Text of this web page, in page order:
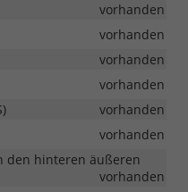
vorhanden
vorhanden
vorhanden
vorhanden
vorhanden
vorhanden
den hinteren äußeren
vorhanden